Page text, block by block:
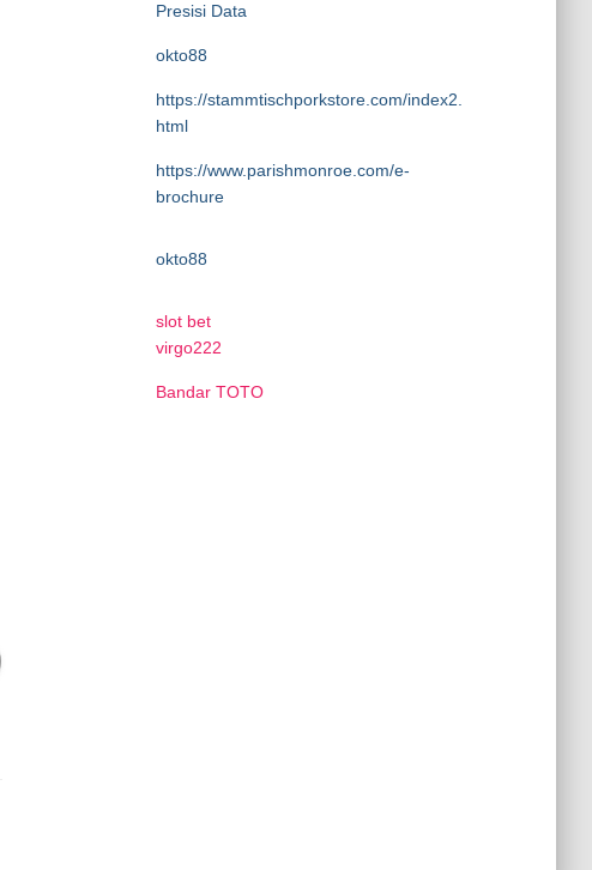
Presisi Data
okto88
https://stammtischporkstore.com/index2.
html
https://www.parishmonroe.com/e-
brochure
okto88
slot bet
virgo222
Bandar TOTO